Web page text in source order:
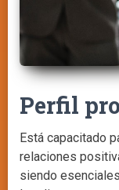
Perfil
Está capacitado
relaciones
siendo